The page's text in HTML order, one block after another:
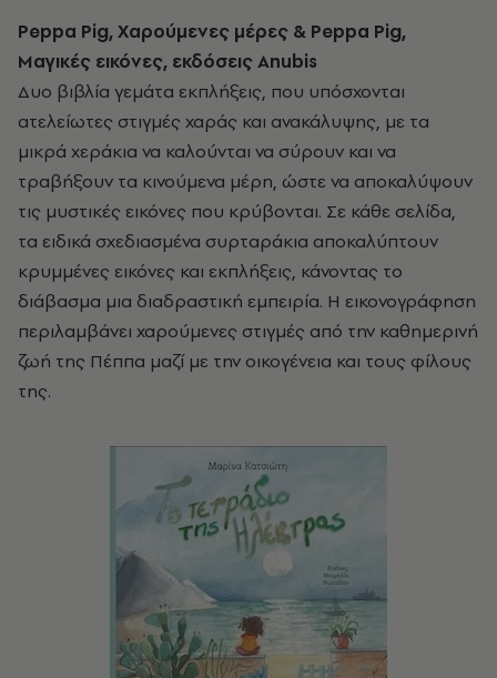
Peppa Pig, Χαρούμενες μέρες & Peppa Pig,
Μαγικές εικόνες, εκδόσεις Αnubis
Δυο βιβλία γεμάτα εκπλήξεις, που υπόσχονται
ατελείωτες στιγμές χαράς και ανακάλυψης, με τα
μικρά χεράκια να καλούνται να σύρουν και να
τραβήξουν τα κινούμενα μέρη, ώστε να αποκαλύψουν
τις μυστικές εικόνες που κρύβονται. Σε κάθε σελίδα,
τα ειδικά σχεδιασμένα συρταράκια αποκαλύπτουν
κρυμμένες εικόνες και εκπλήξεις, κάνοντας το
διάβασμα μια διαδραστική εμπειρία. Η εικονογράφηση
περιλαμβάνει χαρούμενες στιγμές από την καθημερινή
ζωή της Πέππα μαζί με την οικογένεια και τους φίλους
της.